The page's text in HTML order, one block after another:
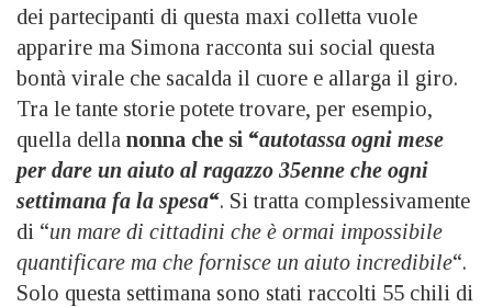
dei partecipanti di questa maxi colletta vuole
apparire ma Simona racconta sui social questa
bontà virale che sacalda il cuore e allarga il giro.
Tra le tante storie potete trovare, per esempio,
quella della nonna che si “autotassa ogni mese
per dare un aiuto al ragazzo 35enne che ogni
settimana fa la spesa“. Si tratta complessivamente
di “un mare di cittadini che è ormai impossibile
quantificare ma che fornisce un aiuto incredibile“.
Solo questa settimana sono stati raccolti 55 chili di